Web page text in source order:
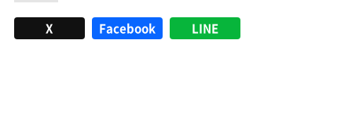
X Facebook LINE